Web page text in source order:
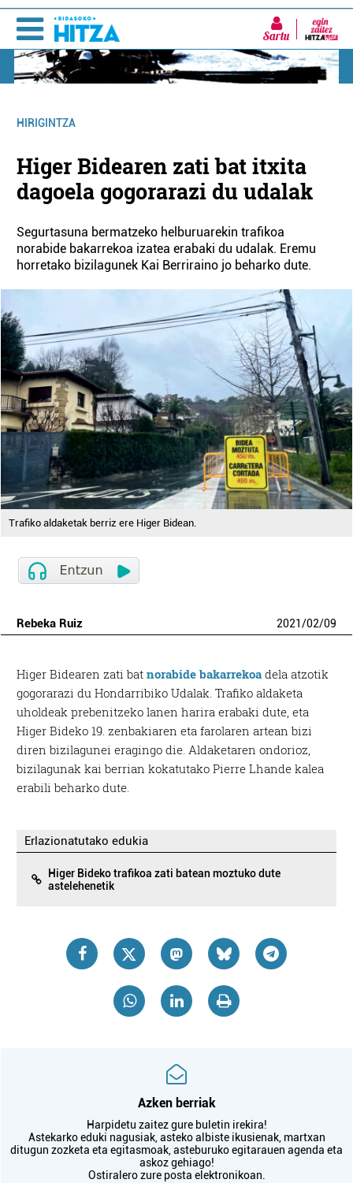
Sartu
HIRIGINTZA
Higer Bidearen zati bat itxita
dagoela gogorarazi du udalak
Segurtasuna bermatzeko helburuarekin trafikoa
norabide bakarrekoa izatea erabaki du udalak. Eremu
horretako bizilagunek Kai Berriraino jo beharko dute.
Trafiko aldaketak berriz ere Higer Bidean.
Rebeka Ruiz 2021/02/09
Higer Bidearen zati batnorabide bakarrekoa dela atzotik
gogorarazi du Hondarribiko Udalak. Trafiko aldaketa
uholdeak prebenitzeko lanen harira erabaki dute, eta
Higer Bideko 19. zenbakiaren eta farolaren artean bizi
diren bizilagunei eragingo die. Aldaketaren ondorioz,
bizilagunak kai berrian kokatutako Pierre Lhande kalea
erabili beharko dute.
Erlazionatutako edukia
Higer Bideko trafikoa zati batean moztuko dute
astelehenetik
Azken berriak
Harpidetu zaitez gure buletin irekira!
Astekarko eduki nagusiak, asteko albiste ikusienak, martxan
ditugun zozketa eta egitasmoak, asteburuko egitarauen agenda eta
askoz gehiago!
Ostiralero zure posta elektronikoan.